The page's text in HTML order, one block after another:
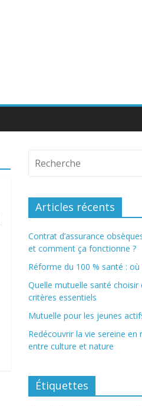
Articles récents
Contrat d’assurance
et comment ça fonctionne ?
Réforme du 100 % santé :
Quelle mutuelle santé choisir
critères essentiels
Mutuelle pour les jeunes
Redécouvrir la vie sereine en
entre culture et nature
Étiquettes